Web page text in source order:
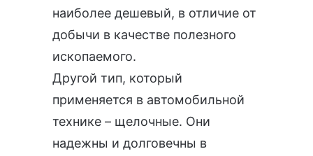
наиболее дешевый, в отличие от
добычи в качестве полезного
ископаемого.
Другой тип, который
применяется в автомобильной
технике – щелочные. Они
надежны и долговечны в